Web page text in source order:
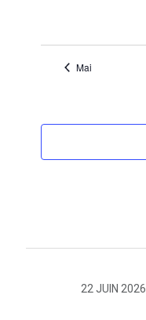
Mai
22 JUIN 2026